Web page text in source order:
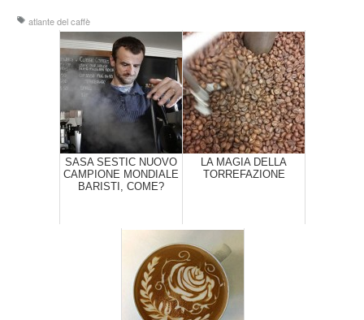
atlante del caffè
SASA SESTIC NUOVO
CAMPIONE MONDIALE
BARISTI, COME?
LA MAGIA DELLA
TORREFAZIONE